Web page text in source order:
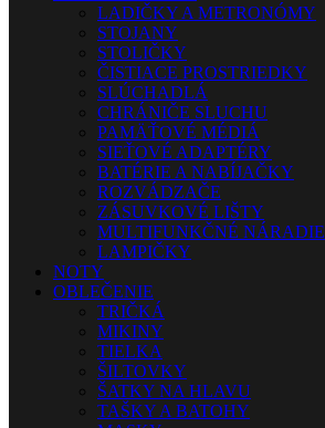
LADIČKY A METRONÓMY
STOJANY
STOLIČKY
ČISTIACE PROSTRIEDKY
SLÚCHADLÁ
CHRÁNIČE SLUCHU
PAMÄŤOVÉ MÉDIÁ
SIEŤOVÉ ADAPTÉRY
BATÉRIE A NABÍJAČKY
ROZVÁDZAČE
ZÁSUVKOVÉ LIŠTY
MULTIFUNKČNÉ NÁRADIE
LAMPIČKY
NOTY
OBLEČENIE
TRIČKÁ
MIKINY
TIELKA
ŠILTOVKY
ŠATKY NA HLAVU
TAŠKY A BATOHY